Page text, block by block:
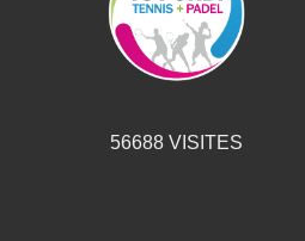
56688VISITES